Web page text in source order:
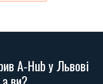
A-Hub у Львові